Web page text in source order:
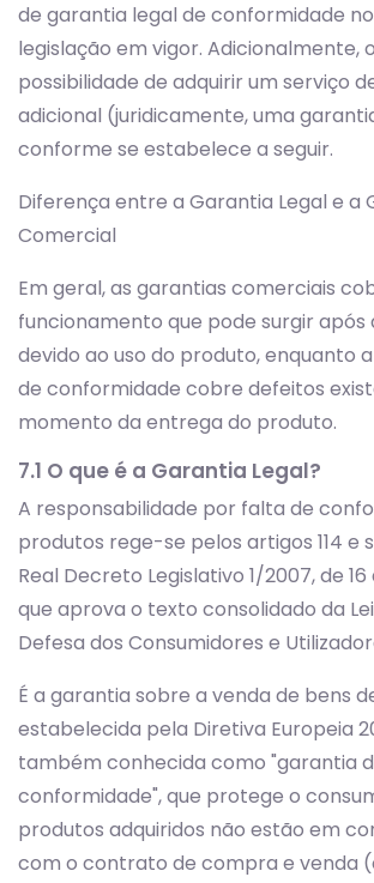
de garantia legal de conformidade
legislação em vigor. Adicionalmente,
possibilidade de adquirir um serviço
adicional (juridicamente, uma
conforme se estabelece a seguir.
Diferença entre a Garantia Legal e a
Comercial
Em geral, as garantias comerciais
funcionamento que pode surgir após
devido ao uso do produto, enquanto
de conformidade cobre defeitos
momento da entrega do produto.
7.1 O que é a Garantia Legal?
A responsabilidade por falta de
produtos rege-se pelos artigos 114 e
Real Decreto Legislativo 1/2007, de
que aprova o texto consolidado da
Defesa dos Consumidores e
É a garantia sobre a venda de bens
estabelecida pela Diretiva Europeia
também conhecida como "garantia
conformidade", que protege o
produtos adquiridos não estão em
com o contrato de compra e venda